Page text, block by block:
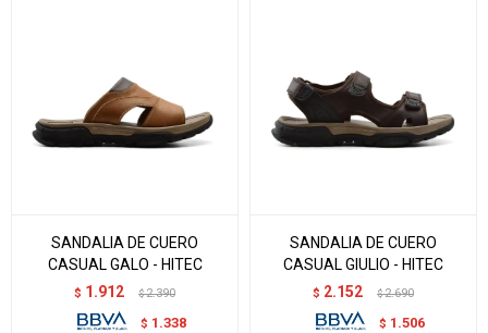
SANDALIA DE CUERO
CASUAL GALO - HITEC
$ 1.912 $ 2.390
$ 1.338
SANDALIA DE CUERO
CASUAL GIULIO - HITEC
$ 2.152 $ 2.690
$ 1.506